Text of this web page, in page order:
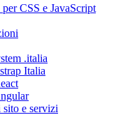
CSS e JavaScript
.italia
Italia
e servizi